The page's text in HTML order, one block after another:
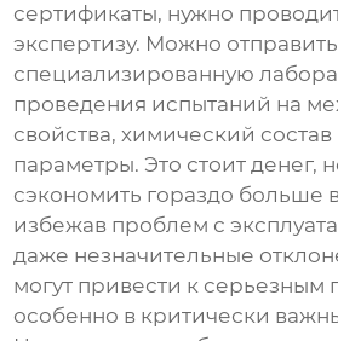
сертификаты, нужно
экспертизу. Можно
специализированную
проведения испытаний на
свойства, химический состав
параметры. Это стоит денег,
сэкономить гораздо больше
избежав проблем с
даже незначительные
могут привести к серьезным
особенно в критически